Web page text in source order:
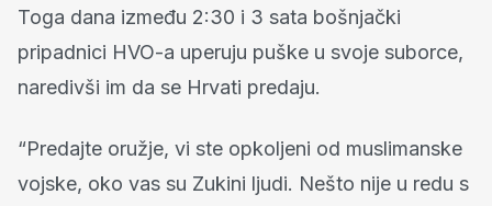
Toga dana između 2:30 i 3 sata bošnjački
pripadnici HVO-a uperuju puške u svoje suborce,
naredivši im da se Hrvati predaju.
“Predajte oružje, vi ste opkoljeni od muslimanske
vojske, oko vas su Zukini ljudi. Nešto nije u redu s